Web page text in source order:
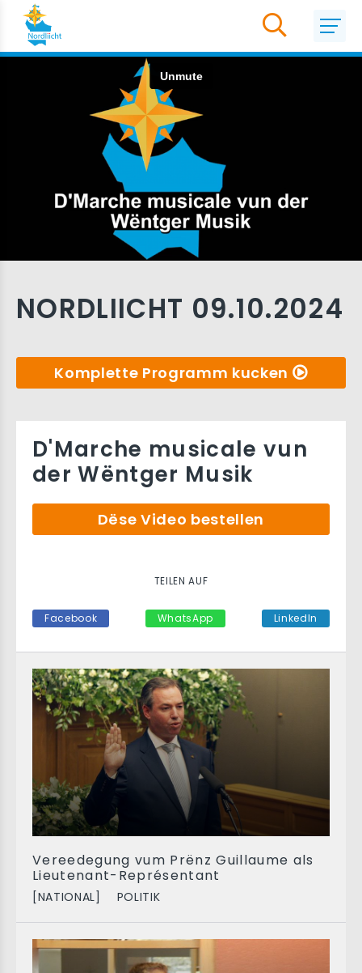
NORDLIICHT 09.10.2024
Komplette Programm kucken
Vereedegung vum Prënz Guillaume als
Lieutenant-Représentant
[NATIONAL] POLITIK
D'Marche musicale vun
der Wëntger Musik
Dëse Video bestellen
TEILEN AUF
Facebook WhatsApp LinkedIn